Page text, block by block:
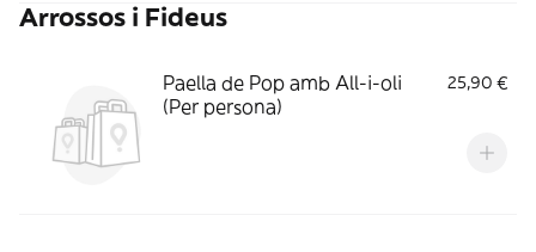
Arrossos i Fideus
Paella de Pop amb All-i-oli
(Per persona)
25,90 €